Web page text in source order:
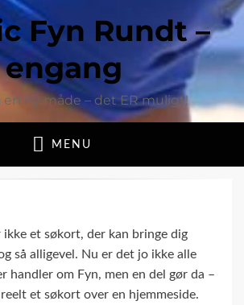
Fyn Rundt –
engang
en ny måde – det ER muligt!
MENU
ikke et søkort, der kan bringe dig
så alligevel. Nu er det jo ikke alle
handler om Fyn, men en del gør da –
et søkort over en hjemmeside.